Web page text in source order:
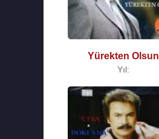
Yürekten Olsun
Yıl: